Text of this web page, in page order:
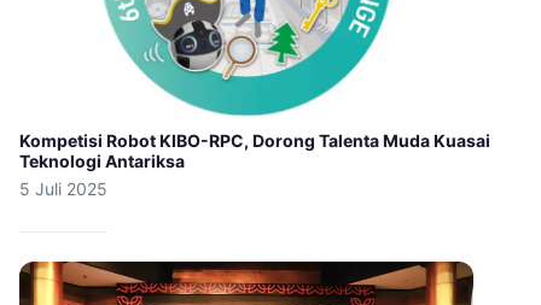
Kompetisi Robot KIBO-RPC, Dorong Talenta Muda Kuasai
Teknologi Antariksa
5 Juli 2025